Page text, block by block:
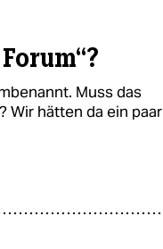
Muss das
Wir hätten da ein paar